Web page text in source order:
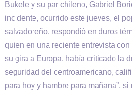
Bukele y su par chileno, Gabriel
incidente, ocurrido este jueves, el
salvadoreño, respondió en duros
quien en una reciente entrevista
su gira a Europa, había criticado la
seguridad del centroamericano,
para hoy y hambre para mañana”, si